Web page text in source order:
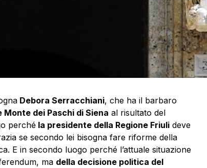
Debora Serracchiani, che ha il barbaro
dei Paschi di Siena al risultato del
perchéla presidente della Regione Friulideve
se secondo lei bisogna fare riforme della
E in secondo luogo perché l’attuale situazione
ma della decisione politica del